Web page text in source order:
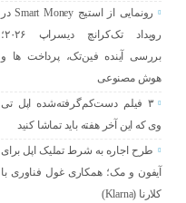
رونمایی از استیج Smart Money در
رویداد تک‌کرانچ دیسراپ ۲۰۲۶؛
بررسی آینده فین‌تک، پرداخت‌ ها و
هوش مصنوعی
۳ فیلم دست‌کم‌گرفته‌شده اپل تی
وی که این آخر هفته باید تماشا کنید
طرح اجاره به شرط تملیک اپل برای
آیفون و مک؛ همکاری غول فناوری با
کلارنا (Klarna)